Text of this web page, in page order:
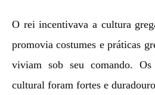
O rei incentivava a cultura
promovia costumes e práticas
viviam sob seu comando. Os
cultural foram fortes e